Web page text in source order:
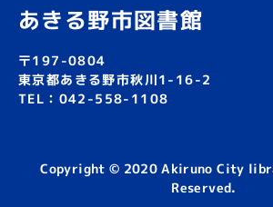
あきる野市図書館
〒197-0804
東京都あきる野市秋川1-16-2
TEL：042-558-1108
Copyright © 2020 Akiruno City
Reserved.